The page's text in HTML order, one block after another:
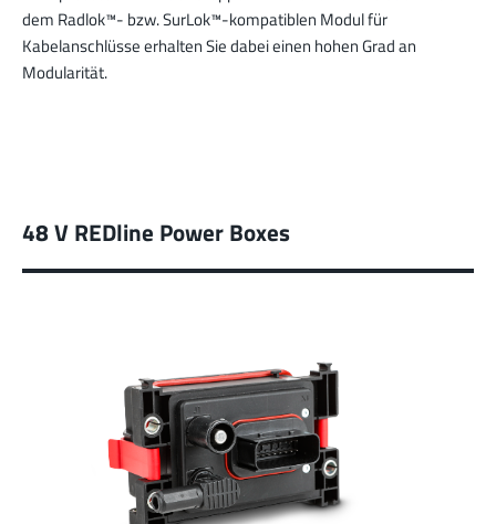
dem Radlok™- bzw. SurLok™-kompatiblen Modul für
Kabelanschlüsse erhalten Sie dabei einen hohen Grad an
Modularität.
48 V REDline Power Boxes